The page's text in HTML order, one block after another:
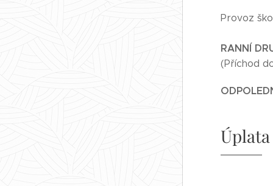
Provoz
RANNÍ
(Příchod